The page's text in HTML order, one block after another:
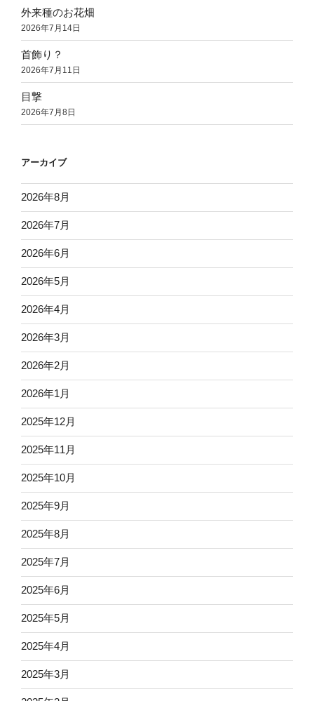
外来種のお花畑
2026年7月14日
首飾り？
2026年7月11日
目撃
2026年7月8日
アーカイブ
2026年8月
2026年7月
2026年6月
2026年5月
2026年4月
2026年3月
2026年2月
2026年1月
2025年12月
2025年11月
2025年10月
2025年9月
2025年8月
2025年7月
2025年6月
2025年5月
2025年4月
2025年3月